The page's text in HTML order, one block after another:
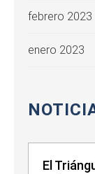
febrero 2023
enero 2023
El